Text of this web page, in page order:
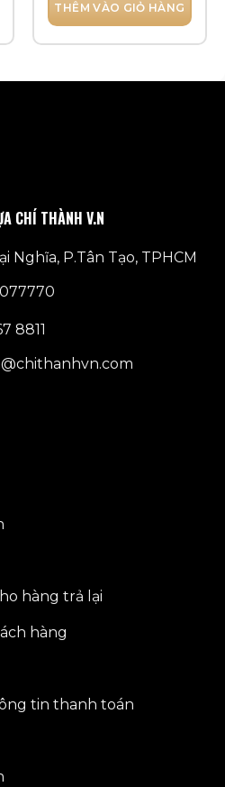
THÊM VÀO GIỎ HÀNG
CHÍ THÀNH V.N
Nghĩa, P.Tân Tạo, TPHCM
8811
hàng trả lại
hàng
tin thanh toán